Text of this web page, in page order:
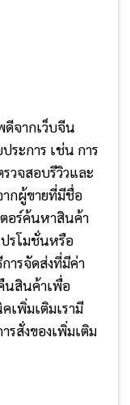
จากเว็บจีน
ระการ เช่น การ
วจสอบรีวิวและ
กผู้ขายที่มีชื่อ
ตอร์ค้นหาสินค้า
รโมชั่นหรือ
ารจัดส่งที่มีค่า
นสินค้าเพื่อ
เพิ่มเติมเรามี
รสั่งของเพิ่มเติม